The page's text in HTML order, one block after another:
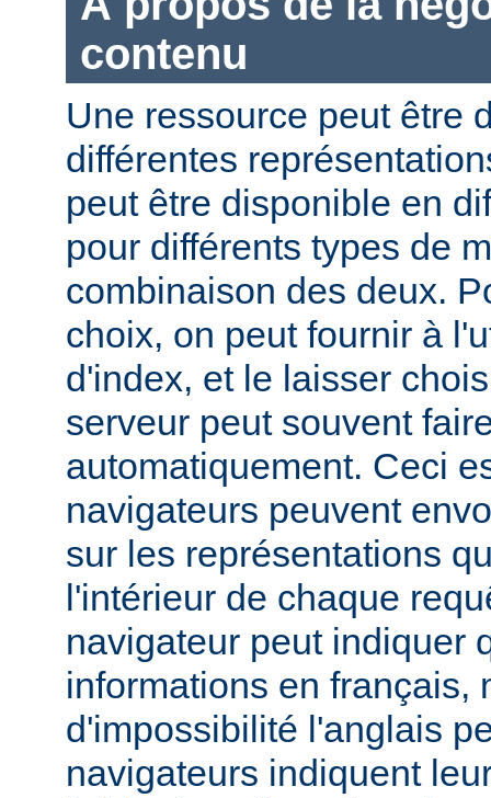
contenu
Une ressource peut être
différentes
peut être disponible en
pour différents types de
combinaison des deux.
choix, on peut fournir à
d'index, et le laisser
serveur peut souvent
automatiquement. Ceci
navigateurs peuvent
sur les représentations
l'intérieur de chaque
navigateur peut indiquer
informations en français,
d'impossibilité l'anglais
navigateurs indiquent